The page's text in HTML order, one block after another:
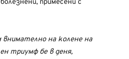
примесени с
внимателно на колене на
триумф бе в деня,